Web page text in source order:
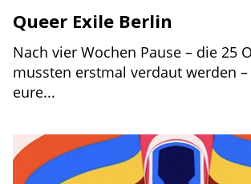
Queer Exile Berlin
Nach vier Wochen Pause – die 25
mussten erstmal verdaut werden
eure...